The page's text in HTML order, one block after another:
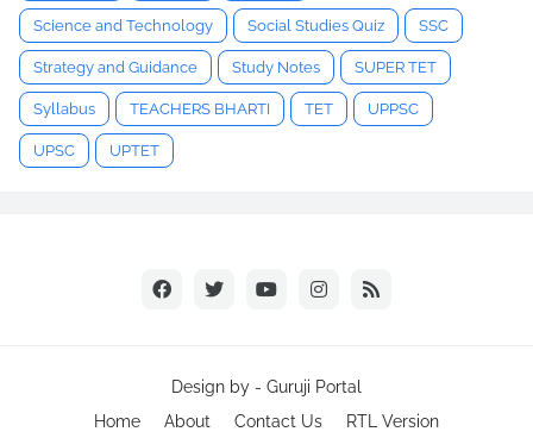
Science and Technology Social Studies Quiz SSC
Strategy and Guidance Study Notes SUPER TET
Syllabus TEACHERS BHARTI TET UPPSC
UPSC UPTET
Design by - Guruji Portal
Home
About Contact Us RTL Version